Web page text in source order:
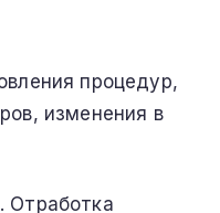
процедур,
изменения в
Отработка